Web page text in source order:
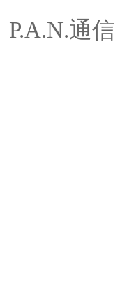
P.A.N.通